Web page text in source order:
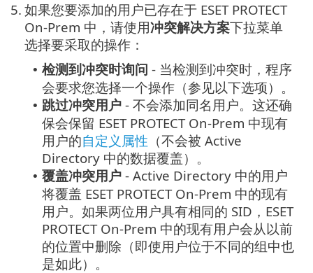
5. 如果您要添加的用户已存在于 ESET PROTECT
On-Prem 中，请使用冲突解决方案下拉菜单
选择要采取的操作：
• 检测到冲突时询问 - 当检测到冲突时，程序
会要求您选择一个操作（参见以下选项）。
• 跳过冲突用户 - 不会添加同名用户。这还确
保会保留 ESET PROTECT On-Prem 中现有
用户的自定义属性 （不会被 Active
Directory 中的数据覆盖）。
• 覆盖冲突用户 - Active Directory 中的用户
将覆盖 ESET PROTECT On-Prem 中的现有
用户。如果两位用户具有相同的 SID，ESET
PROTECT On-Prem 中的现有用户会从以前
的位置中删除（即使用户位于不同的组中也
是如此）。